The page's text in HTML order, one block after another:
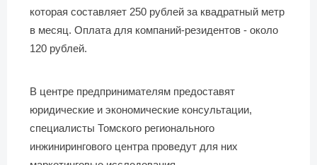
которая составляет 250 рублей за квадратный метр
в месяц. Оплата для компаний-резидентов - около
120 рублей.
В центре предпринимателям предоставят
юридические и экономические консультации,
специалисты Томского регионального
инжинирингового центра проведут для них